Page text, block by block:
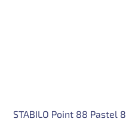
STABILO Point 88 Pastel 8